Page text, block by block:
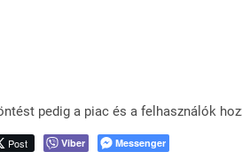
pedig a piac és a felhasználók
Post Viber Messenger